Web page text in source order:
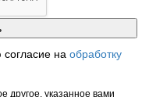
на обработку
другое, указанное вами